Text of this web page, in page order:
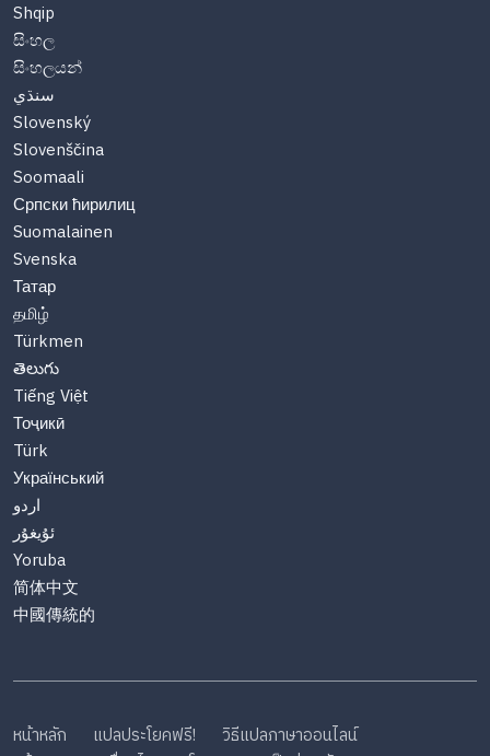
Shqip
සිංහල
සිංහලයන්
سنڌي
Slovenský
Slovenščina
Soomaali
Српски ћирилиц
Suomalainen
Svenska
Татар
தமிழ்
Türkmen
తెలుగు
Tiếng Việt
Тоҷикӣ
Türk
Український
اردو
ئۇيغۇر
Yoruba
简体中文
中國傳統的
หน้าหลัก แปลประโยคฟรี!
วิธีแปลภาษาออนไลน์